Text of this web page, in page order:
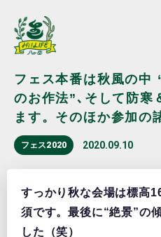
フェス本番は秋風の中
のお作法”､そして防寒
ます。そのほか参加の
フェス2020 2020.09.10
すっかり秋な会場は標高
須です。最後に“絶景”の
した（笑）